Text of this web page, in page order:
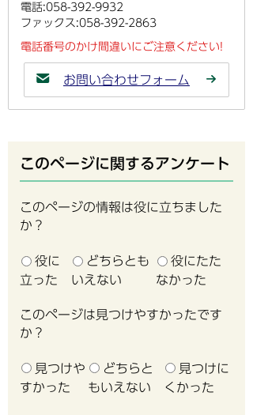
電話:058-392-9932
ファックス:058-392-2863
電話番号のかけ間違いにご注意ください!
お問い合わせフォーム
このページに関するアンケート
このページの情報は役に立ちました
か？
役に
立った
どちらとも
いえない
役にたた
なかった
このページは見つけやすかったです
か？
見つけや
すかった
どちらと
もいえない
見つけに
くかった